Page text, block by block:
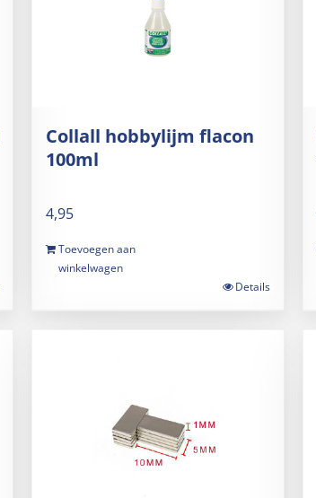
Collall hobbylijm flacon
100ml
4,95
Toevoegen aan
winkelwagen
Details